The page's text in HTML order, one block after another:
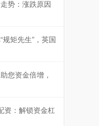
势：涨跌原因
矩先生”，英国
您资金倍增，
资：解锁资金杠